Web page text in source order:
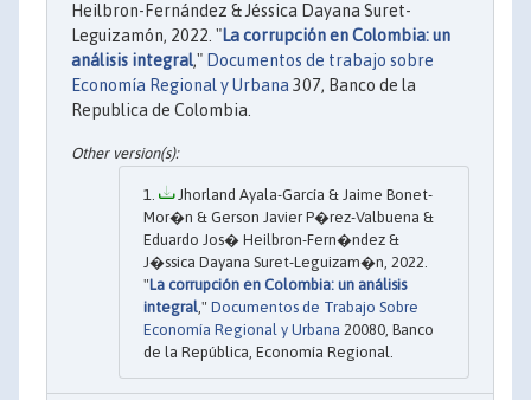
Heilbron-Fernández & Jéssica Dayana Suret-
Leguizamón, 2022. "La corrupción en Colombia: un
análisis integral," Documentos de trabajo sobre
Economía Regional y Urbana 307, Banco de la
Republica de Colombia.
Jhorland Ayala-García & Jaime Bonet-
Mor�n & Gerson Javier P�rez-Valbuena &
Eduardo Jos� Heilbron-Fern�ndez &
J�ssica Dayana Suret-Leguizam�n, 2022.
"La corrupción en Colombia: un análisis
integral ," Documentos de Trabajo Sobre
Economía Regional y Urbana 20080, Banco
de la República, Economía Regional.